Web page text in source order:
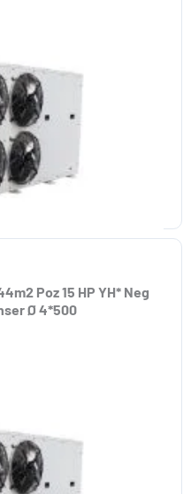
Poz 15 HP YH* Neg
Ø 4*500